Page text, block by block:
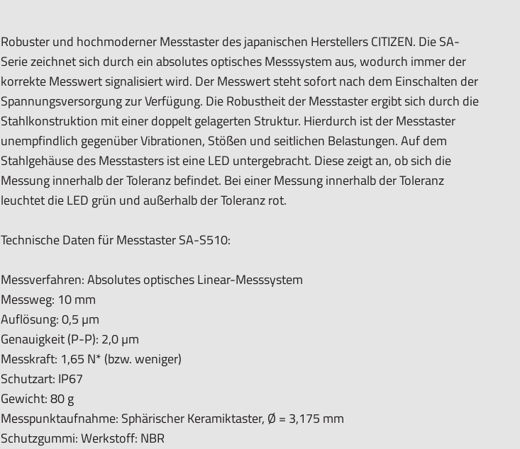
Optionales Zubehör:
- gerades Anschlusskabel
- winkliges Anschlusskabel 90°
- diverse andere Messpunkte
- diverse Auslesegeräte
* Bei vollständiger Betätigung des Messtasters.
Informationen zur Produktsicherheit:
Nur für technisch versierte und mit dem Produkt vertraute Anwender sowie Handwerker
geeignet.
Nur für den vorhergesehenen Verwendungszweck geeignet.
Unsachgemäße Verwendung kann zu Schäden und Verletzungen führen.
Importeur/Hersteller:
Hogetex/Kometex B.V., Gesinkkampstraat 1,7051 HR Varsseveld/ Netherlands, email:
Info@hogetex.com
Robuster und hochmoderner Messtaster des japanischen Herstellers CITIZEN. Die SA-
Serie zeichnet sich durch ein absolutes optisches Messsystem aus, wodurch immer der
korrekte Messwert signalisiert wird. Der Messwert steht sofort nach dem Einschalten der
Spannungsversorgung zur Verfügung. Die Robustheit der Messtaster ergibt sich durch die
Stahlkonstruktion mit einer doppelt gelagerten Struktur. Hierdurch ist der Messtaster
unempfindlich gegenüber Vibrationen, Stößen und seitlichen Belastungen. Auf dem
Stahlgehäuse des Messtasters ist eine LED untergebracht. Diese zeigt an, ob sich die
Messung innerhalb der Toleranz befindet. Bei einer Messung innerhalb der Toleranz
leuchtet die LED grün und außerhalb der Toleranz rot.
Technische Daten für Messtaster SA-S510:
Messverfahren:Absolutes optisches Linear-Messsystem
Messweg: 10 mm
Auflösung:0,5 µm
Genauigkeit (P-P): 2,0 µm
Messkraft: 1,65 N* (bzw. weniger)
Schutzart: IP67
Gewicht:80 g
Messpunktaufnahme: Sphärischer Keramiktaster, Ø = 3,175 mm
Schutzgummi:Werkstoff: NBR